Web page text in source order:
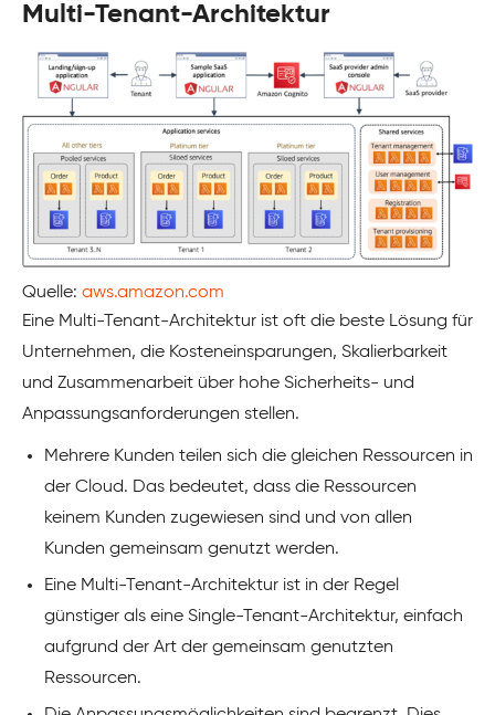
Multi-Tenant-Architektur
Quelle: aws.amazon.com
Eine Multi-Tenant-Architektur ist oft die beste Lösung für
Unternehmen, die Kosteneinsparungen, Skalierbarkeit
und Zusammenarbeit über hohe Sicherheits- und
Anpassungsanforderungen stellen.
Mehrere Kunden teilen sich die gleichen Ressourcen in
der Cloud. Das bedeutet, dass die Ressourcen
keinem Kunden zugewiesen sind und von allen
Kunden gemeinsam genutzt werden.
Eine Multi-Tenant-Architektur ist in der Regel
günstiger als eine Single-Tenant-Architektur, einfach
aufgrund der Art der gemeinsam genutzten
Ressourcen.